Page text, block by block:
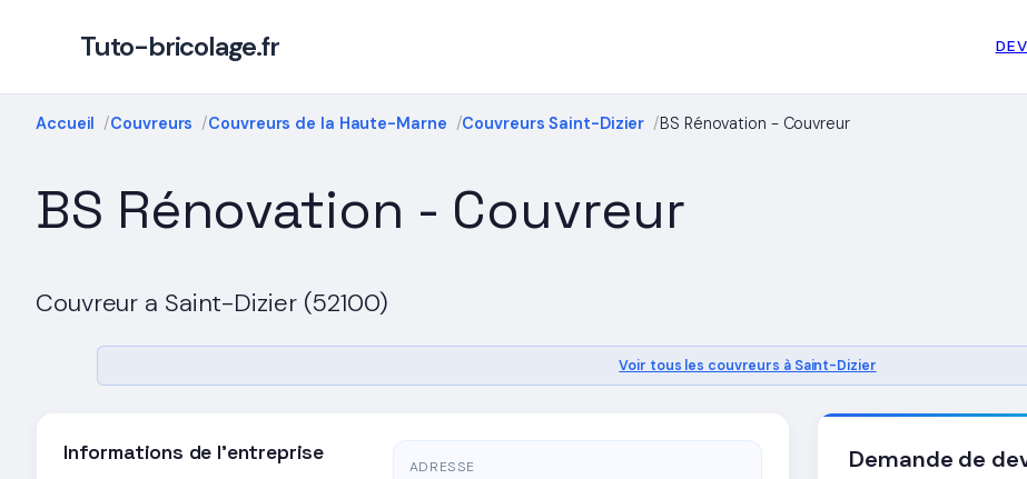
Tuto-bricolage.fr
Accueil Couvreurs Couvreurs de la Haute-Marne Couvreurs Saint-Dizier BS Rénovation - Couvreur
BS Rénovation - Couvreur
Couvreur a Saint-Dizier (52100)
Voir tous les couvreurs à Saint-Dizier
Informations de l'entreprise
ADRESSE Demande de